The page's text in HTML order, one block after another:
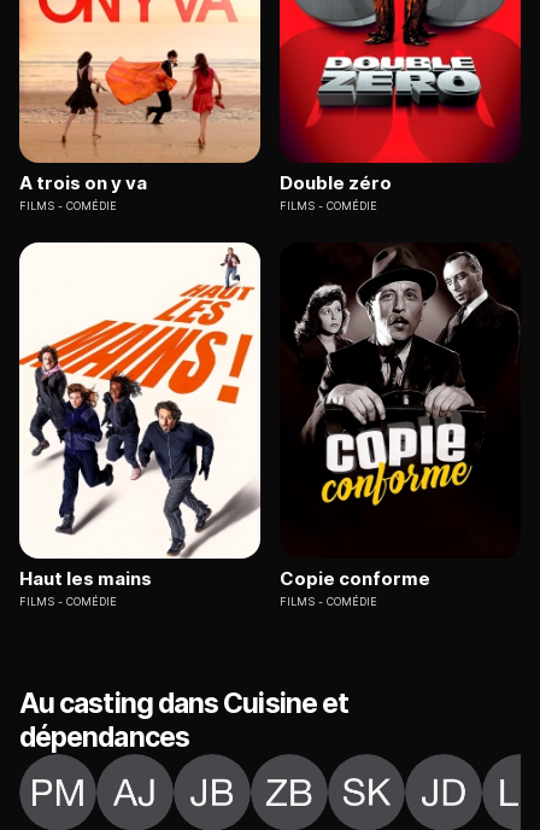
A trois on y va
FILMS COMÉDIE
Double zéro
FILMS COMÉDIE
Haut les mains
FILMS COMÉDIE
Copie conforme
FILMS COMÉDIE
Au casting dans Cuisine et
dépendances